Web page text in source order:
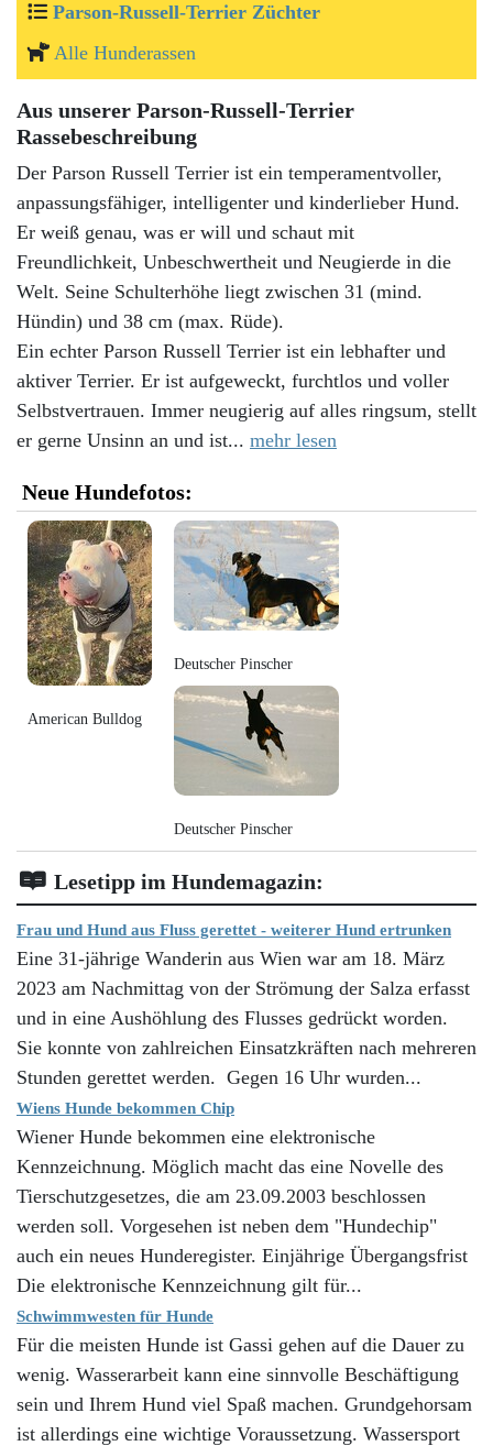
Parson-Russell-Terrier Züchter
Alle Hunderassen
Aus unserer Parson-Russell-Terrier
Rassebeschreibung
Der Parson Russell Terrier ist ein temperamentvoller,
anpassungsfähiger, intelligenter und kinderlieber Hund.
Er weiß genau, was er will und schaut mit
Freundlichkeit, Unbeschwertheit und Neugierde in die
Welt. Seine Schulterhöhe liegt zwischen 31 (mind.
Hündin) und 38 cm (max. Rüde).
Ein echter Parson Russell Terrier ist ein lebhafter und
aktiver Terrier. Er ist aufgeweckt, furchtlos und voller
Selbstvertrauen. Immer neugierig auf alles ringsum, stellt
er gerne Unsinn an und ist... mehr lesen
Neue Hundefotos:
American Bulldog
Deutscher Pinscher
Deutscher Pinscher
Lesetipp im Hundemagazin:
Frau und Hund aus Fluss gerettet - weiterer Hund ertrunken
Eine 31-jährige Wanderin aus Wien war am 18. März
2023 am Nachmittag von der Strömung der Salza erfasst
und in eine Aushöhlung des Flusses gedrückt worden.
Sie konnte von zahlreichen Einsatzkräften nach mehreren
Stunden gerettet werden. Gegen 16 Uhr wurden...
Wiens Hunde bekommen Chip
Wiener Hunde bekommen eine elektronische
Kennzeichnung. Möglich macht das eine Novelle des
Tierschutzgesetzes, die am 23.09.2003 beschlossen
werden soll. Vorgesehen ist neben dem "Hundechip"
auch ein neues Hunderegister. Einjährige Übergangsfrist
Die elektronische Kennzeichnung gilt für...
Schwimmwesten für Hunde
Für die meisten Hunde ist Gassi gehen auf die Dauer zu
wenig. Wasserarbeit kann eine sinnvolle Beschäftigung
sein und Ihrem Hund viel Spaß machen. Grundgehorsam
ist allerdings eine wichtige Voraussetzung. Wassersport